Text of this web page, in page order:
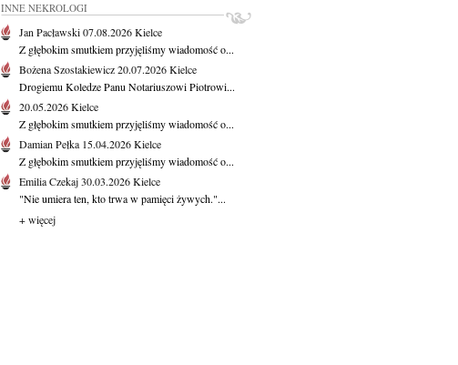
INNE NEKROLOGI
Jan Pacławski07.08.2026Kielce
Z głębokim smutkiem przyjęliśmy wiadomość o...
Bożena Szostakiewicz20.07.2026Kielce
Drogiemu Koledze Panu Notariuszowi Piotrowi...
20.05.2026Kielce
Z głębokim smutkiem przyjęliśmy wiadomość o...
Damian Pełka 15.04.2026Kielce
Z głębokim smutkiem przyjęliśmy wiadomość o...
Emilia Czekaj30.03.2026Kielce
"Nie umiera ten, kto trwa w pamięci żywych."...
+ więcej